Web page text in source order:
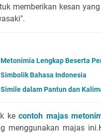
memberikan kesan
Lengkap Beserta
Bahasa Indonesia
dalam Pantun dan
kecontoh majas
menggunakan majas